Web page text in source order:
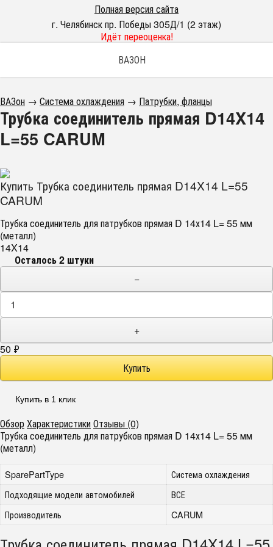
Полная версия сайта
г. Челябинск пр. Победы 305Д/1 (2 этаж)
Идёт переоценка!
ВАЗОН
ВАЗон → Система охлаждения → Патрубки, фланцы
Трубка соединитель прямая D14X14
L=55 CARUM
Купить Трубка соединитель прямая D14X14 L=55
CARUM
Трубка соединитель для патрубков прямая D 14х14 L= 55 мм
(металл)
14X14
Осталось 2 штуки
−
+
50 ₽
Купить в 1 клик
ОбзорХарактеристикиОтзывы (0)
Трубка соединитель для патрубков прямая D 14х14 L= 55 мм
(металл)
SparePartType
Система охлаждения
Подходящие модели автомобилей
ВСЕ
Производитель
CARUM